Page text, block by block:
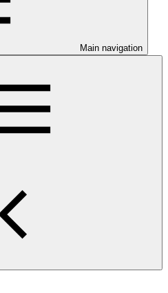
Main navigation